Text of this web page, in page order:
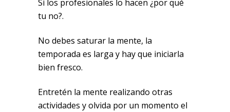
Si los profesionales lo hacen ¿por qué
tu no?.
No debes saturar la mente, la
temporada es larga y hay que iniciarla
bien fresco.
Entretén la mente realizando otras
actividades y olvida por un momento el